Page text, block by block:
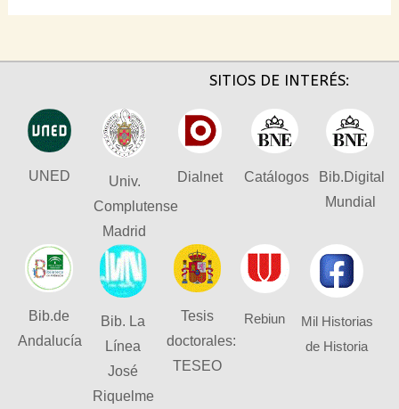
SITIOS DE INTERÉS:
UNED
Univ.
Complutense
Madrid
Dialnet Catálogos
Bib.Digital
Mundial
Bib.de
Andalucía
Bib. La
Línea
José
Riquelme
Tesis
doctorales:
TESEO
Rebiun
Mil Historias
de Historia